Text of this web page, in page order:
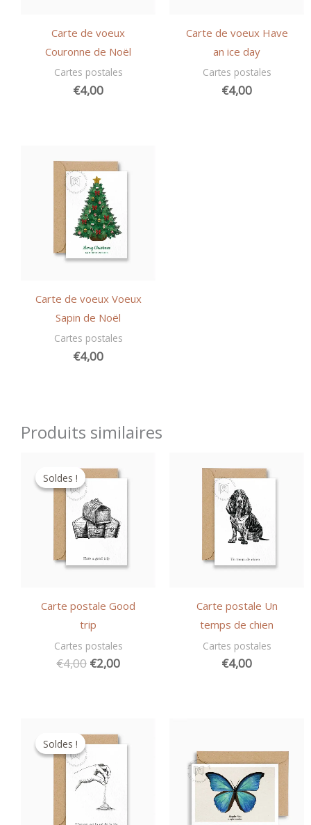
Carte de voeux
Couronne de Noël
Cartes postales
€4,00
Carte de voeux Have
an ice day
Cartes postales
€4,00
Carte de voeux Voeux
Sapin de Noël
Cartes postales
€4,00
Produits similaires
Soldes !
Soldes !
Carte postale Good
trip
Cartes postales
€4,00 Le
€2,00Le
Carte postale Un
temps de chien
Cartes postales
€4,00
Soldes !
Soldes !